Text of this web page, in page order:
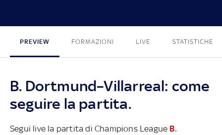
PREVIEW FORMAZIONI LIVE STATISTICHE
B. Dortmund–Villarreal: come
seguire la partita.
Segui live la partita di Champions League B.